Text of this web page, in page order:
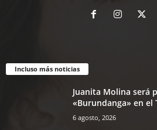
Incluso más noticias
Juanita Molina será
«Burundanga» en el
6 agosto, 2026